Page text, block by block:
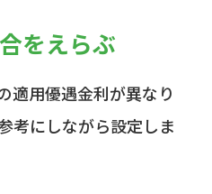
をえらぶ
適用優遇金利が異なり
考にしながら設定しま